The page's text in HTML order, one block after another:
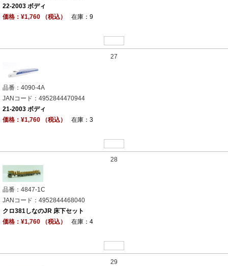
22-2003 ボディ
価格：¥1,760 （税込）
在庫：9
27
品番：4090-4A
JANコード：4952844470944
21-2003 ボディ
価格：¥1,760 （税込）
在庫：3
28
品番：4847-1C
JANコード：4952844468040
クロ381しなのJR 床下セット
価格：¥1,760 （税込）
在庫：4
29